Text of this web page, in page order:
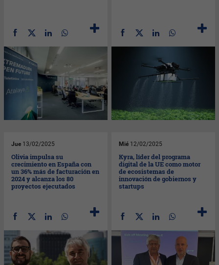
Jue 13/02/2025
Olivia impulsa su
crecimiento en España con
un 36% más de facturación en
2024 y alcanza los 80
proyectos ejecutados
Mié 12/02/2025
Kyra, líder del programa
digital de la UE como motor
de ecosistemas de
innovación de gobiernos y
startups